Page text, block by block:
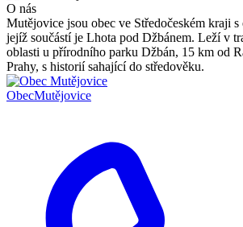
O nás
Mutějovice jsou obec ve Středočeském kraji
jejíž součástí je Lhota pod Džbánem. Leží v
oblasti u přírodního parku Džbán, 15 km od
Prahy, s historií sahající do středověku.
ObecMutějovice